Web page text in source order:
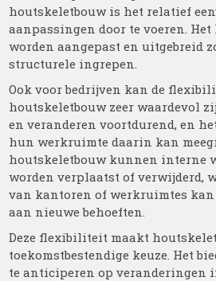
houtskeletbouw is het relatief
aanpassingen door te voeren.
worden aangepast en uitgebreid
structurele ingrepen.
Ook voor bedrijven kan de
houtskeletbouw zeer waardevol
en veranderen voortdurend, en
hun werkruimte daarin kan
houtskeletbouw kunnen interne
worden verplaatst of verwijderd,
van kantoren of werkruimtes kan
aan nieuwe behoeften.
Deze flexibiliteit maakt
toekomstbestendige keuze. Het
te anticiperen op veranderingen